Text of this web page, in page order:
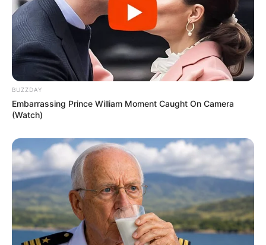
BUZZDAY
Embarrassing Prince William Moment Caught On Camera
(Watch)